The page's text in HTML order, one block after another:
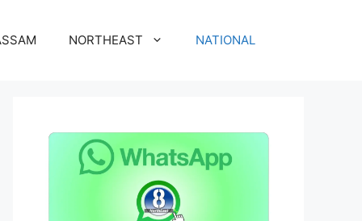
NORTHEAST NATIONAL